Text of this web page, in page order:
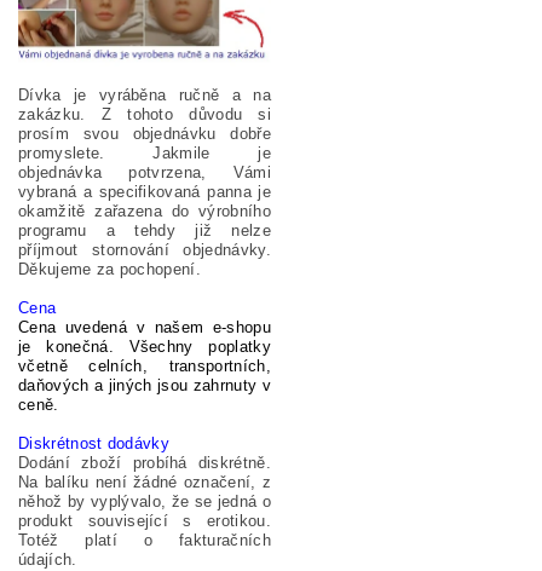
Dívka je vyráběnaručně a na
zakázku. Z tohoto důvodu si
prosím svou objednávkudobře
promyslete.Jakmile je
objednávka potvrzena, Vámi
vybraná a specifikovaná panna je
okamžitě zařazena do výrobního
programu a tehdy již nelze
příjmout stornování objednávky.
Děkujeme za pochopení.
Cena
Cena uvedená v našem e-shopu
je konečná. Všechny poplatky
včetně celních, transportních,
daňových a jiných jsou zahrnuty v
ceně.
Diskrétnost dodávky
Dodání zboží probíhá diskrétně.
Na balíku není žádné označení, z
něhož by vyplývalo, že se jedná o
produkt související s erotikou.
Totéž platí o fakturačních
údajích.